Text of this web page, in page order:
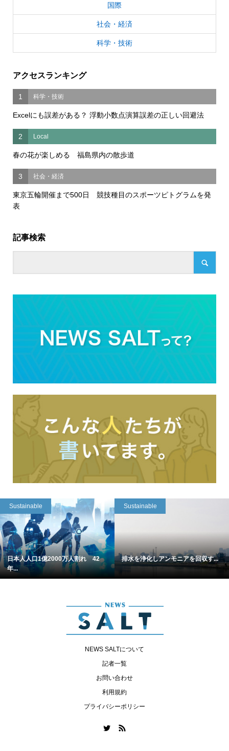
国際
社会・経済
科学・技術
アクセスランキング
1 科学・技術
Excelにも誤差がある？ 浮動小数点演算誤差の正しい回避法
2 Local
春の花が楽しめる 福島県内の散歩道
3 社会・経済
東京五輪開催まで500日 競技種目のスポーツピトグラムを発
表
記事検索
Sustainable
日本人人口1億2000万人割れ 42
年...
Sustainable
排水を浄化しアンモニアを回収す...
NEWS SALTについて
記者一覧
お問い合わせ
利用規約
プライバシーポリシー